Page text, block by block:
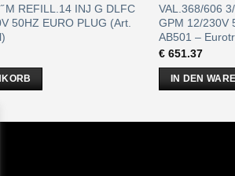
M REFILL.14 INJ G DLFC
50HZ EURO PLUG (Art.
VAL.368/606
GPM 12/230V
AB501 –
€651.37
IN DEN